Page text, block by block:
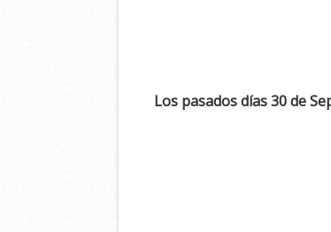
Los pasados días 30 de